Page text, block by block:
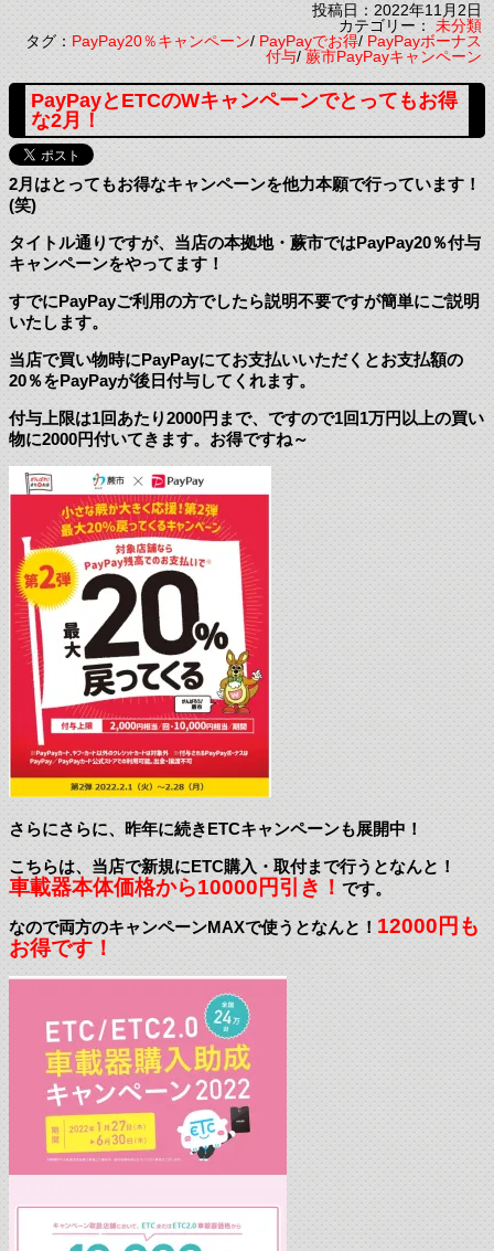
投稿日：2022年11月2日
カテゴリー：未分類
タグ：PayPay20％キャンペーン/PayPayでお得/PayPayボーナス
付与/蕨市PayPayキャンペーン
PayPayとETCのWキャンペーンでとってもお得
な2月！
2月はとってもお得なキャンペーンを他力本願で行っています！
(笑)
タイトル通りですが、当店の本拠地・蕨市ではPayPay20％付与
キャンペーンをやってます！
すでにPayPayご利用の方でしたら説明不要ですが簡単にご説明
いたします。
当店で買い物時にPayPayにてお支払いいただくとお支払額の
20％をPayPayが後日付与してくれます。
付与上限は1回あたり2000円まで、ですので1回1万円以上の買い
物に2000円付いてきます。お得ですね～
さらにさらに、昨年に続きETCキャンペーンも展開中！
こちらは、当店で新規にETC購入・取付まで行うとなんと！
車載器本体価格から10000円引き！です。
なので両方のキャンペーンMAXで使うとなんと！12000円も
お得です！